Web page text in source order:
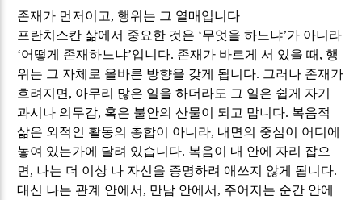
존재가 먼저이고, 행위는 그 열매입니다
프란치스칸 삶에서 중요한 것은 ‘무엇을 하느냐’가 아니라
‘어떻게 존재하느냐’입니다. 존재가 바르게 서 있을 때 , 행
위는 그 자체로 올바른 방향을 갖게 됩니다. 그러나 존재가
흐려지면 , 아무리 많은 일을 하더라도 그 일은 쉽게 자기
과시나 의무감, 혹은 불안의 산물이 되고 맙니다. 복음적
삶은 외적인 활동의 총합이 아니라, 내면의 중심이 어디에
놓여 있는가에 달려 있습니다. 복음이 내 안에 자리 잡으
면 , 나는 더 이상 나 자신을 증명하려 애쓰지 않게 됩니다.
대신 나는 관계 안에서 , 만남 안에서 , 주어지는 순간 안에